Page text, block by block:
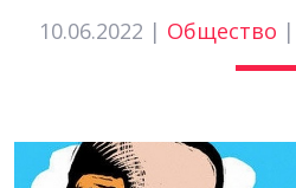
10.06.2022 | Общество |